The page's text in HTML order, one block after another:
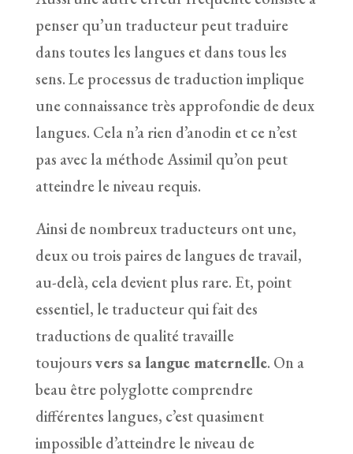
penser qu’un traducteur peut traduire
dans toutes les langues et dans tous les
sens. Le processus de traduction implique
une connaissance très approfondie de deux
langues. Cela n’a rien d’anodin et ce n’est
pas avec la méthode Assimil qu’on peut
atteindre le niveau requis.
Ainsi de nombreux traducteurs ont une,
deux ou trois paires de langues de travail,
au-delà, cela devient plus rare. Et, point
essentiel, le traducteur qui fait des
traductions de qualité travaille
toujoursvers sa langue maternelle. On a
beau être polyglotte comprendre
différentes langues, c’est quasiment
impossible d’atteindre le niveau de